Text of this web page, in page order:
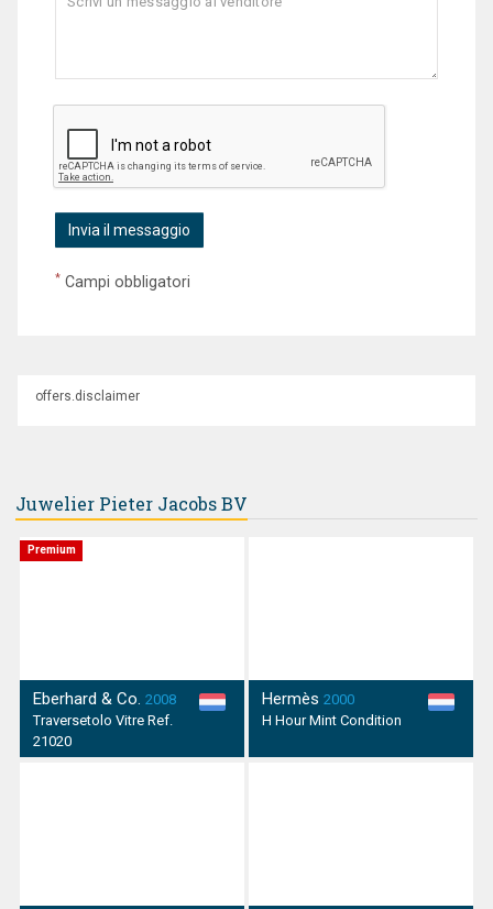
* Campi obbligatori
offers.disclaimer
Juwelier Pieter Jacobs BV
Premium
Eberhard & Co.2008
Traversetolo Vitre Ref.
21020
Hermès2000
H Hour Mint Condition